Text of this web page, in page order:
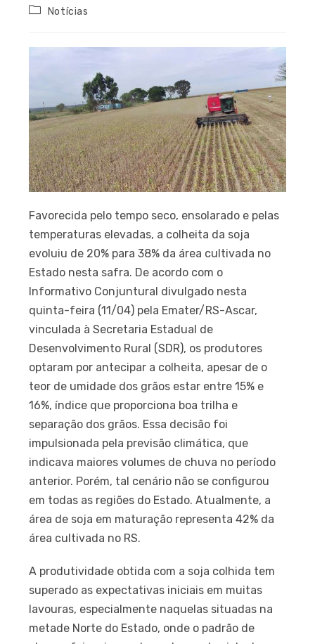
Notícias
Favorecida pelo tempo seco, ensolarado e pelas
temperaturas elevadas, a colheita da soja
evoluiu de 20% para 38% da área cultivada no
Estado nesta safra. De acordo com o
Informativo Conjuntural divulgado nesta
quinta-feira (11/04) pela Emater/RS-Ascar,
vinculada à Secretaria Estadual de
Desenvolvimento Rural (SDR), os produtores
optaram por antecipar a colheita, apesar de o
teor de umidade dos grãos estar entre 15% e
16%, índice que proporciona boa trilha e
separação dos grãos. Essa decisão foi
impulsionada pela previsão climática, que
indicava maiores volumes de chuva no período
anterior. Porém, tal cenário não se configurou
em todas as regiões do Estado. Atualmente, a
área de soja em maturação representa 42% da
área cultivada no RS.
A produtividade obtida com a soja colhida tem
superado as expectativas iniciais em muitas
lavouras, especialmente naquelas situadas na
metade Norte do Estado, onde o padrão de